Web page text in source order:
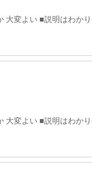
大変よい ■説明はわか
大変よい ■説明はわか